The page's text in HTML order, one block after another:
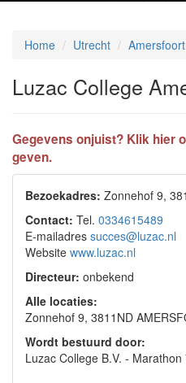
Home Utrecht Amersfoort
Luzac College
Gegevens onjuist? Klik hier
geven.
Bezoekadres: Zonnehof 9,
Contact: Tel. 0334615489
E-mailadres succes@luzac.nl
Website www.luzac.nl
Directeur: onbekend
Alle locaties:
Zonnehof 9, 3811ND
Wordt bestuurd door:
Luzac College B.V. -